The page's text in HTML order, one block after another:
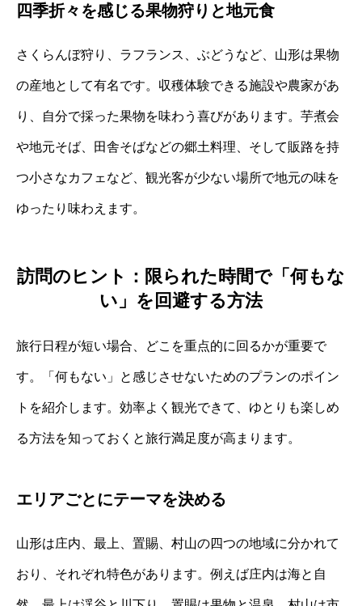
四季折々を感じる果物狩りと地元食
さくらんぼ狩り、ラフランス、ぶどうなど、山形は果物
の産地として有名です。収穫体験できる施設や農家があ
り、自分で採った果物を味わう喜びがあります。芋煮会
や地元そば、田舎そばなどの郷土料理、そして販路を持
つ小さなカフェなど、観光客が少ない場所で地元の味を
ゆったり味わえます。
訪問のヒント：限られた時間で「何もな
い」を回避する方法
旅行日程が短い場合、どこを重点的に回るかが重要で
す。「何もない」と感じさせないためのプランのポイン
トを紹介します。効率よく観光できて、ゆとりも楽しめ
る方法を知っておくと旅行満足度が高まります。
エリアごとにテーマを決める
山形は庄内、最上、置賜、村山の四つの地域に分かれて
おり、それぞれ特色があります。例えば庄内は海と自